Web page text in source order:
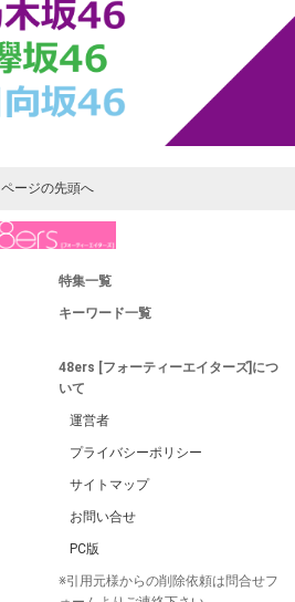
ページの先頭へ
特集一覧
キーワード一覧
48ers [フォーティーエイターズ]につ
いて
運営者
プライバシーポリシー
サイトマップ
お問い合せ
PC版
※引用元様からの削除依頼は問合せフ